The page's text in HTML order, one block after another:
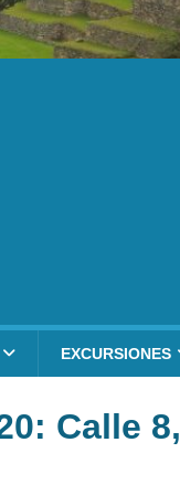
EXCURSIONES
Calle 8,